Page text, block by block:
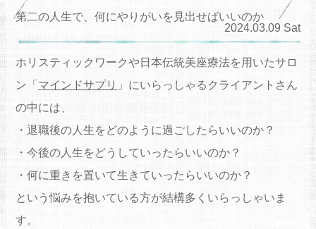
第二の人生で、何にやりがいを見出せばいいのか
2024.03.09 Sat
ホリスティックワークや日本伝統美座療法を用いたサロ
ン「 マインドサプリ 」にいらっしゃるクライアントさん
の中には、
・退職後の人生をどのように過ごしたらいいのか？
・今後の人生をどうしていったらいいのか？
・何に重きを置いて生きていったらいいのか？
という悩みを抱いている方が結構多くいらっしゃいま
す。